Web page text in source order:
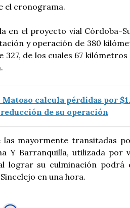
el cronograma.
en el proyecto vial Córdoba-
y operación de 380
de los cuales 67 kilómetros
Matoso calcula pérdidas por
de su operación
las mayormente transitadas
Y Barranquilla, utilizada por
lograr su culminación podrá
en una hora.